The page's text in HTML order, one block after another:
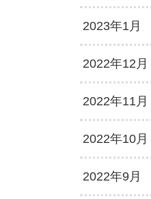
2023年1月
2022年12月
2022年11月
2022年10月
2022年9月